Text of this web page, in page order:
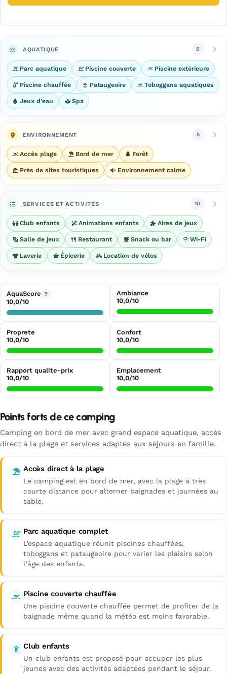
AQUATIQUE 8
Parc aquatique Piscine couverte Piscine extérieure
Piscine chauffée Pataugeoire Toboggans aquatiques
Jeux d'eau Spa
ENVIRONNEMENT 5
Accès plage Bord de mer Forêt
Près de sites touristiques Environnement calme
SERVICES ET ACTIVITÉS 10
Club enfants Animations enfants Aires de jeux
Salle de jeux Restaurant Snack ou bar Wi-Fi
Laverie Épicerie Location de vélos
AquaScore ?
10,0/10
Ambiance
10,0/10
Proprete
10,0/10
Confort
10,0/10
Rapport qualite-prix
10,0/10
Emplacement
10,0/10
Points forts de ce camping
Camping en bord de mer avec grand espace aquatique, accès
direct à la plage et services adaptés aux séjours en famille.
Accès direct à la plage
Le camping est en bord de mer, avec la plage à très
courte distance pour alterner baignades et journées au
sable.
Parc aquatique complet
L’espace aquatique réunit piscines chauffées,
toboggans et pataugeoire pour varier les plaisirs selon
l’âge des enfants.
Piscine couverte chauffée
Une piscine couverte chauffée permet de profiter de la
baignade même quand la météo est moins favorable.
Club enfants
Un club enfants est proposé pour occuper les plus
jeunes avec des activités adaptées pendant le séjour.